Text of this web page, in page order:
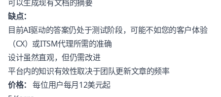
可以生成现有文档的摘要
缺点：
目前AI驱动的答案仍处于测试阶段，可能不如您的客户体验
（CX）或ITSM代理所需的准确
设计虽然直观，但仍需改进
平台内的知识有效性取决于团队更新文章的频率
价格： 每位用户每月12美元起